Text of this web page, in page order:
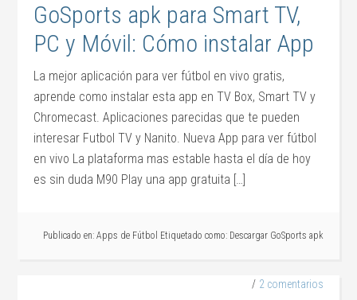
GoSports apk para Smart TV,
PC y Móvil: Cómo instalar App
La mejor aplicación para ver fútbol en vivo gratis,
aprende como instalar esta app en TV Box, Smart TV y
Chromecast. Aplicaciones parecidas que te pueden
interesar Futbol TV y Nanito. Nueva App para ver fútbol
en vivo La plataforma mas estable hasta el día de hoy
es sin duda M90 Play una app gratuita […]
Publicado en: Apps de Fútbol Etiquetado como: Descargar GoSports apk
2 comentarios